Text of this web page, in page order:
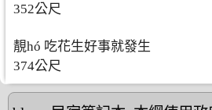
352公尺
靚hó 吃花生好事就發生
374公尺